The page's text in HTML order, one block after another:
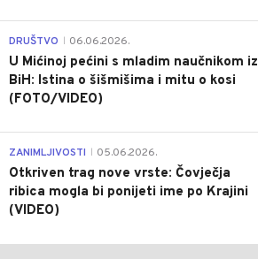
DRUŠTVO 06.06.2026.
U Mićinoj pećini s mladim naučnikom iz
BiH: Istina o šišmišima i mitu o kosi
(FOTO/VIDEO)
ZANIMLJIVOSTI 05.06.2026.
Otkriven trag nove vrste: Čovječja
ribica mogla bi ponijeti ime po Krajini
(VIDEO)